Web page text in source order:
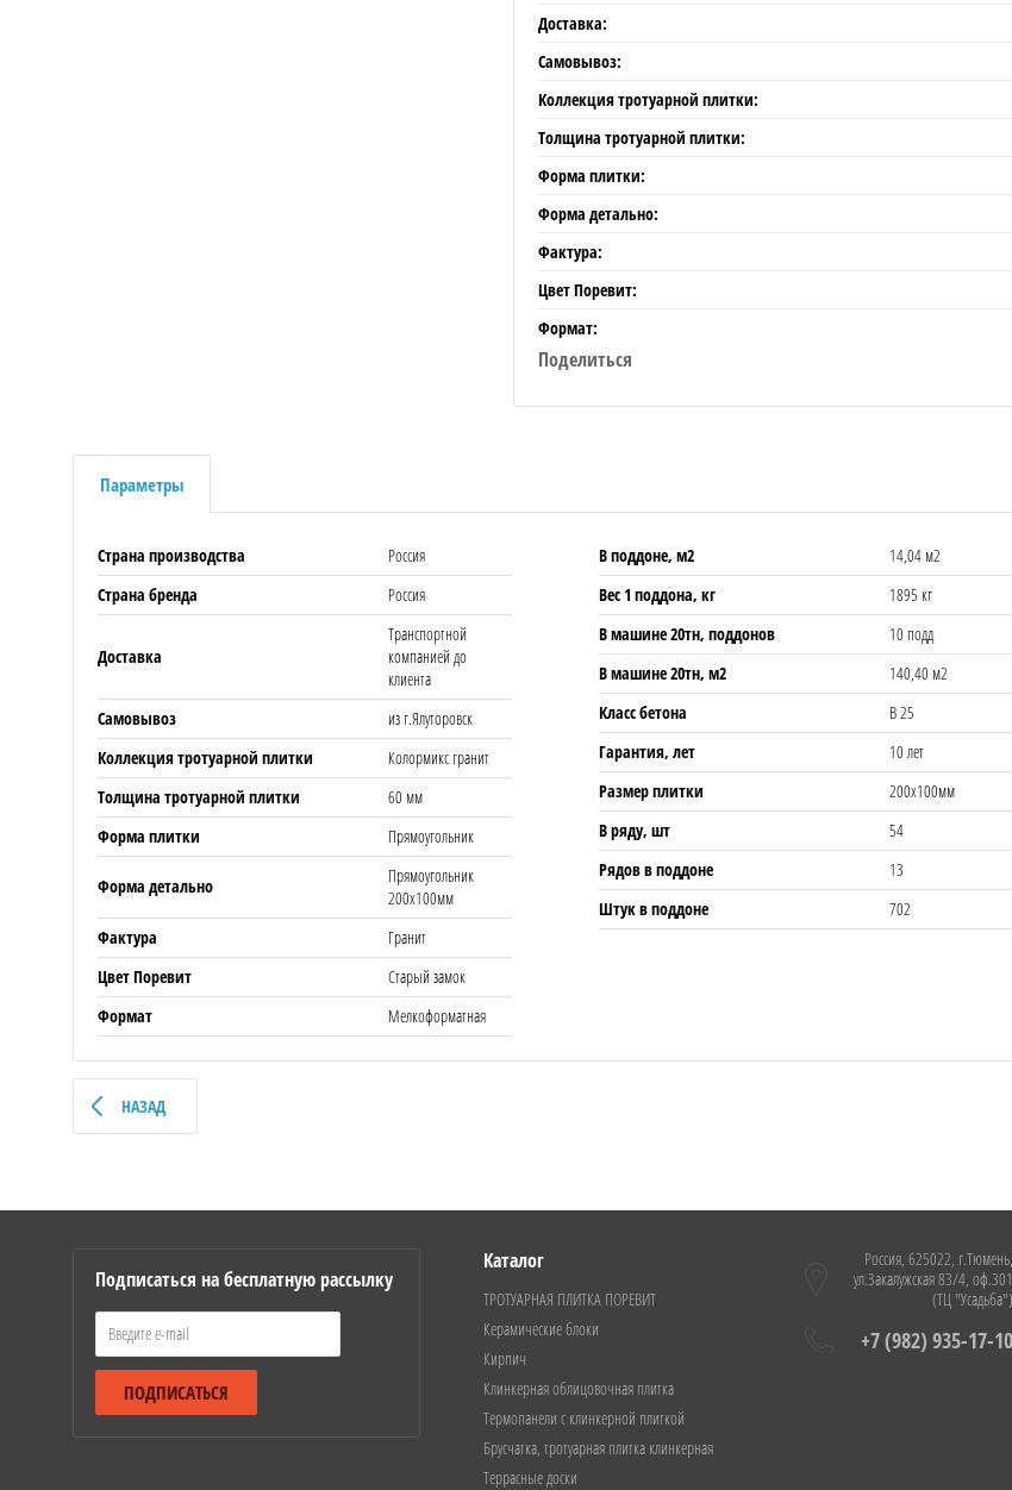
Доставка:
Самовывоз:
Коллекция тротуарной плитки:
Толщина тротуарной плитки:
Форма плитки:
Форма детально:
Фактура:
Цвет Поревит:
Формат:
Поделиться
Параметры
Страна производства
Россия
Страна бренда
Россия
Доставка
Транспортной
компанией до
клиента
Самовывоз
из г.Ялуторовск
Коллекция тротуарной плитки
Колормикс гранит
Толщина тротуарной плитки
60 мм
Форма плитки
Прямоугольник
Форма детально
Прямоугольник
200х100мм
Фактура
Гранит
Цвет Поревит
Старый замок
Формат
Мелкоформатная
В поддоне, м2
14,04 м2
Вес 1 поддона, кг
1895 кг
В машине 20тн, поддонов
10 подд
В машине 20тн, м2
140,40 м2
Класс бетона
В 25
Гарантия, лет
10 лет
Размер плитки
200х100мм
В ряду, шт
54
Рядов в поддоне
13
Штук в поддоне
702
НАЗАД
Подписаться на бесплатную рассылку
ПОДПИСАТЬСЯ
Каталог
ТРОТУАРНАЯ ПЛИТКА ПОРЕВИТ
Керамические блоки
Кирпич
Клинкерная облицовочная плитка
Термопанели с клинкерной плиткой
Брусчатка, тротуарная плитка клинкерная
Террасные доски
Россия, 625022, г.Тюмень,
ул.Закалужская 83/4, оф.301
(ТЦ "Усадьба")
+7 (982) 935-17-10